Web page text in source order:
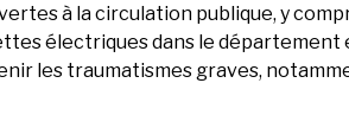
à la circulation publique, y
électriques dans le
les traumatismes graves,